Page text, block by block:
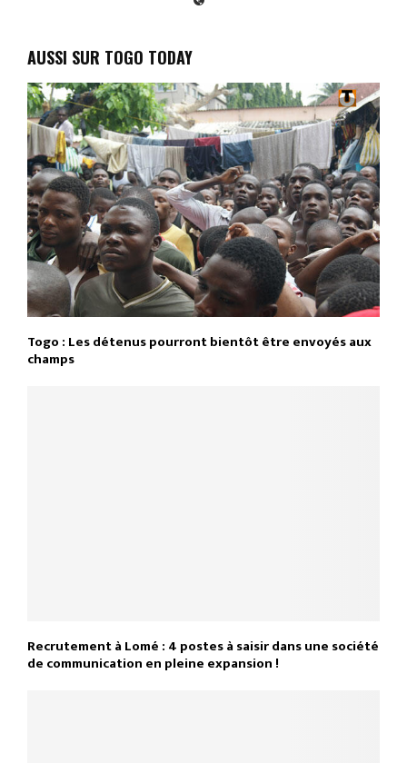
AUSSI SUR TOGO TODAY
Togo : Les détenus pourront bientôt être envoyés aux
champs
Recrutement à Lomé : 4 postes à saisir dans une société
de communication en pleine expansion !